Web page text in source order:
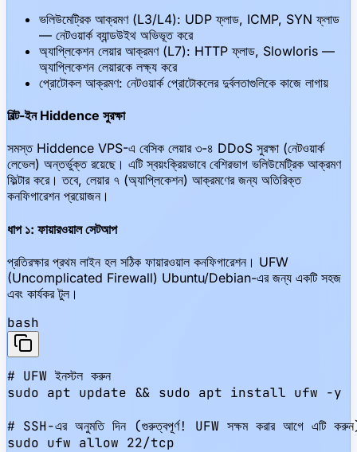
ভলিউমেট্রিক আক্রমণ (L3/L4): UDP ফ্লাড, ICMP, SYN ফ্লাড
— নেটওয়ার্ক ব্যান্ডউইথ অভিভূত করে
অ্যাপ্লিকেশন লেয়ার আক্রমণ (L7): HTTP ফ্লাড, Slowloris —
অ্যাপ্লিকেশন লেয়ারকে লক্ষ্য করে
প্রোটোকল আক্রমণ: নেটওয়ার্ক প্রোটোকলের দুর্বলতাগুলিকে কাজে লাগায়
বিল্ট-ইন Hiddence সুরক্ষা
সমস্ত Hiddence VPS-এ বেসিক লেয়ার ৩-৪ DDoS সুরক্ষা (নেটওয়ার্ক
লেভেল) অন্তর্ভুক্ত রয়েছে। এটি স্বয়ংক্রিয়ভাবে বেশিরভাগ ভলিউমেট্রিক আক্রমণ
ফিল্টার করে। তবে, লেয়ার ৭ (অ্যাপ্লিকেশন) আক্রমণের জন্য অতিরিক্ত
কনফিগারেশন প্রয়োজন।
ধাপ ১: ফায়ারওয়াল সেটআপ
প্রতিরক্ষার প্রথম লাইন হল সঠিক ফায়ারওয়াল কনফিগারেশন। UFW
(Uncomplicated Firewall) Ubuntu/Debian-এর জন্য একটি সহজ
এবং কার্যকর টুল।
bash
# UFW ইনস্টল করুন
sudo apt update && sudo apt install ufw -y
# SSH-এর অনুমতি দিন (গুরুত্বপূর্ণ! UFW সক্ষম করার আগে এটি
sudo ufw allow 22/tcp